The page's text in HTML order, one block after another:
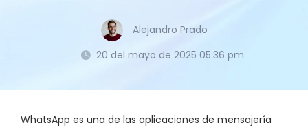
Alejandro Prado
20 del mayo de 2025 05:36 pm
WhatsApp es una de las aplicaciones de mensajería